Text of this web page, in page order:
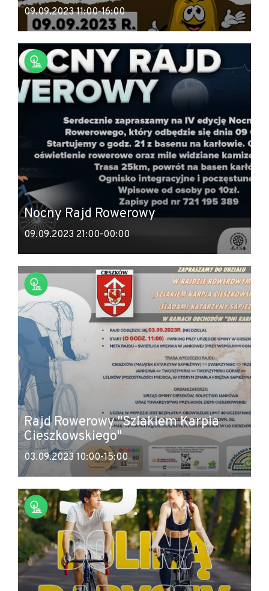
09.09.2023 11:00-16:00
Nocny Rajd Rowerowy
09.09.2023 21:00-00:00
Rajd Rowerowy "Szlakiem Karpia
Cieszkowskiego"
03.09.2023 10:00-15:00